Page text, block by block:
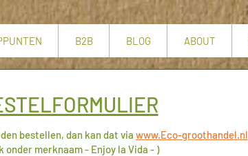
B2B BLOG ABOUT
bestellen, dan kan dat via www.Eco-groothandel.nl
onder merknaam - Enjoy la Vida - )